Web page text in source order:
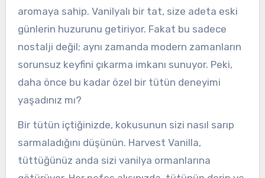
aromaya sahip. Vanilyalı bir tat, size adeta eski
günlerin huzurunu getiriyor. Fakat bu sadece
nostalji değil; aynı zamanda modern zamanların
sorunsuz keyfini çıkarma imkanı sunuyor. Peki,
daha önce bu kadar özel bir tütün deneyimi
yaşadınız mı?
Bir tütün içtiğinizde, kokusunun sizi nasıl sarıp
sarmaladığını düşünün. Harvest Vanilla,
tüttüğünüz anda sizi vanilya ormanlarına